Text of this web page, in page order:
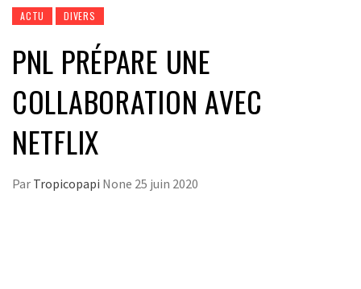
ACTU DIVERS
PNL PRÉPARE UNE
COLLABORATION AVEC
NETFLIX
Par Tropicopapi None 25 juin 2020